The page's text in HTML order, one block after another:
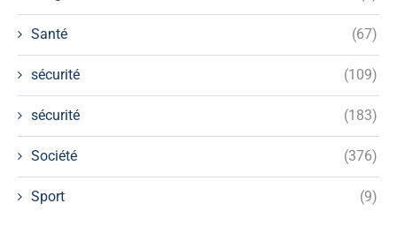
Santé (67)
sécurité (109)
sécurité (183)
Société (376)
Sport (9)